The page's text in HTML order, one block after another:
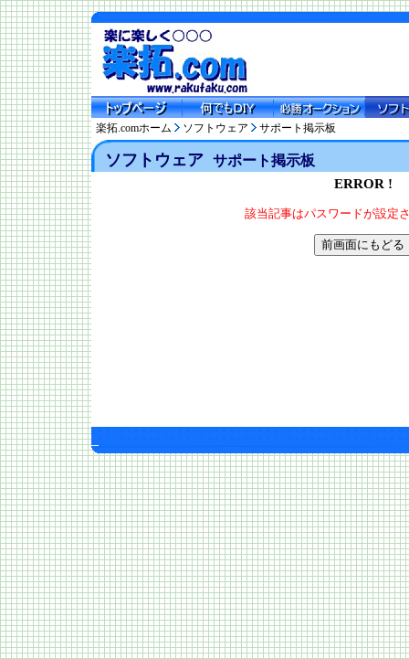
楽拓.comホーム ソフトウェア サポート掲示板
ソフトウェア サポート掲示板
ERROR !
該当記事はパスワードが設定